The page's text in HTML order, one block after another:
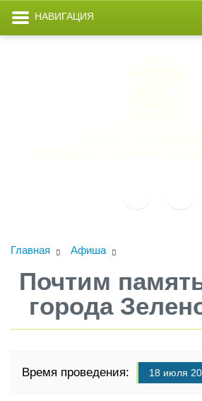
НАВИГАЦИЯ
Главная Афиша
Почтим
города
Время проведения: 18 июля